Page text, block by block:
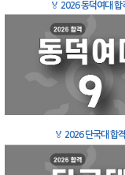
🏅 2026 동덕여대 합
🏅 2026 단국대 합격